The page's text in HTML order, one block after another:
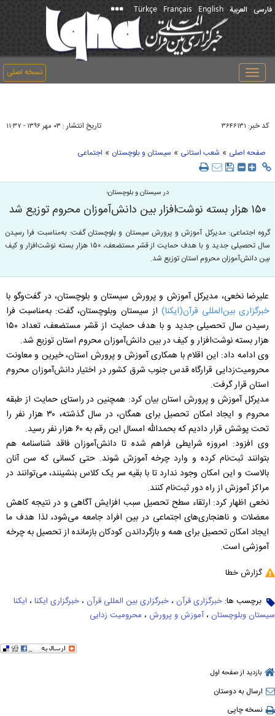
فارسی العربیة English
Français
Türkçe
نسخه اصلی
Toggle
navigation
کد خبر: ۳۶۴۶۱۳۱ تاریخ انتشار : ۰۳ مهر ۱۳۹۶ - ۱۱:۳۷
صفحه اصلی » شعب استانی » سیستان و بلوچستان » اجتماعی
در سیستان و بلوچستان؛
۱۵۰ هزار بسته نوشت‌افزار بین دانش‌آموزان محروم توزیع شد
گروه اجتماعی: مدیرکل آموزش و پرورش سیستان و بلوچستان گفت: به‌مناسبت فرا رسیدن
سال تحصیلی جدید و با هدف حمایت از قشر مستضعف، ۱۵۰ هزار بسته نوشت‌افزار و کیف
بین دانش‌آموزان محروم استان توزیع شد.
علیرضا نخعی، مدیرکل آموزش و پرورش سیستان و بلوچستان، در گفت‌وگو با
خبرگزاری بین‌المللی قرآن(ایکنا) از سیستان وبلوچستان، گفت: به‌مناسبت فرا
رسیدن سال تحصیلی جدید و با هدف حمایت از قشر مستضعف، تعداد ۱۵۰
هزار بسته نوشت‌افزار و کیف در بین دانش‌آموزان محروم استان توزیع شد.
وی ادامه داد: این اقلام با همکاری آموزش و پرورش استان، خیرین و معاونت
محرومیت‌زدایی قرارگاه قدس جنوب شرق کشور در اختیار دانش‌آموزان محروم
استان قرار گرفت.
مدیرکل آموزش و پرورش استان بیان کرد: همچنین در راستای حمایت از طبقه
محروم و ایجاد امکان تحصیل برای همگان، در سال گذشته، ۳۰ هزار نفر را
تحت پوشش قرار دادیم که بحمدالله امسال این رقم به ۶۰ هزار نفر رسید.
وی افزود: امروزه شرایطی فراهم شده تا دانش‌آموزان فاقد شناسنامه هم
بتوانند ثبت‌نام کرده و وارد چرخه آموزش شوند. حتی کسانی که سن آنان
بالاست و این امکان وجود ندارد تا با بقیه سر یک کلاس بنشینند، می‌توانند در
مراکز آموزش از راه دور ثبت‌نام کنند.
نخعی اظهار کرد: ارتقاء سطح تحصیل سبب افزایش آگاهی و در نتیجه کاهش
معضلات و ناهنجاری‌های اجتماعی در بین افراد جامعه می‌شود، لذا هدف ما
ایجاد امکان تحصیل برای همه و بازگرداندن کودکان بازمانده از تحصیل به چرخه
آموزشی است.
گزارش خطا
برچسب ها: خبرگزاری قرآن ، خبرگزاری بین المللی قرآن ، خبرگزاری ایکنا ، ایکنا
سیستان وبلوچستان ، آموزش و پرورش ، محرومیت زدایی
بازدید از صفحه اول
ارسال به دوستان
نسخه چاپی